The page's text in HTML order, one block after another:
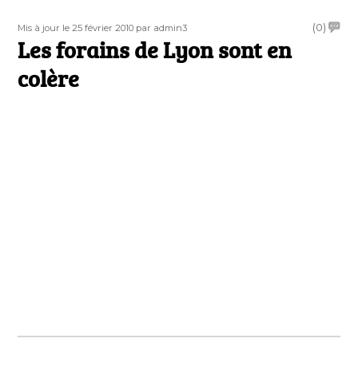
Publié
le
Mis à jour le 25 février 2010 Auteur
par admin3 (0)on
Les forains de Lyon sont en
colère